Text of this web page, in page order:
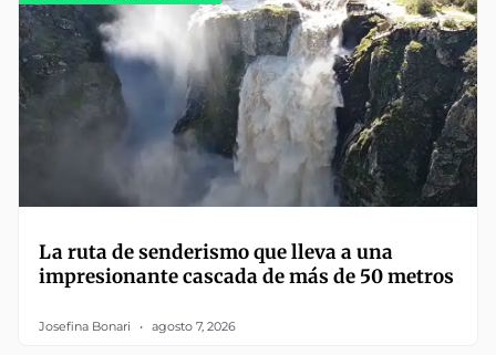
La ruta de senderismo que lleva a una
impresionante cascada de más de 50 metros
Josefina Bonari agosto 7, 2026